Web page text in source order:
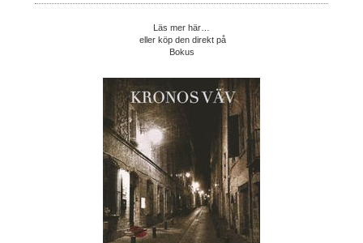
Läs mer här…
eller köp den direkt på
Bokus